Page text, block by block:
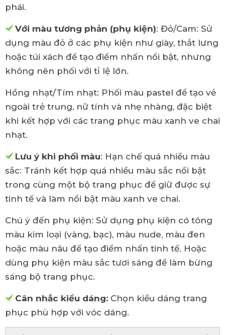
phái.
Với màu tương phản (phụ kiện): Đỏ/Cam: Sử
dụng màu đỏ ở các phụ kiện như giày, thắt lưng
hoặc túi xách để tạo điểm nhấn nổi bật, nhưng
không nên phối với tỉ lệ lớn.
Hồng nhạt/Tím nhạt: Phối màu pastel để tạo vẻ
ngoài trẻ trung, nữ tính và nhẹ nhàng, đặc biệt
khi kết hợp với các trang phục màu xanh ve chai
nhạt.
Lưu ý khi phối màu: Hạn chế quá nhiều màu
sắc: Tránh kết hợp quá nhiều màu sắc nổi bật
trong cùng một bộ trang phục để giữ được sự
tinh tế và làm nổi bật màu xanh ve chai.
Chú ý đến phụ kiện: Sử dụng phụ kiện có tông
màu kim loại (vàng, bạc), màu nude, màu đen
hoặc màu nâu để tạo điểm nhấn tinh tế. Hoặc
dùng phụ kiện màu sắc tươi sáng để làm bừng
sáng bộ trang phục.
Cân nhắc kiểu dáng: Chọn kiểu dáng trang
phục phù hợp với vóc dáng.